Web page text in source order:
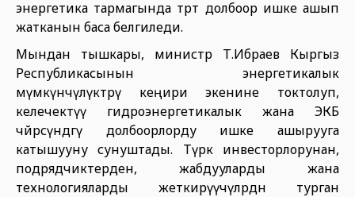
энергетика тармагында төрт долбоор ишке ашып
жатканын баса белгиледи.
Мындан тышкары, министр Т.Ибраев Кыргыз
Республикасынын энергетикалык
мүмкүнчүлүктөрү кеңири экенине токтолуп,
келечектүү гидроэнергетикалык жана ЭКБ
чөйрөсүндөгү долбоорлорду ишке ашырууга
катышууну сунуштады. Түрк инвесторлорунан,
подрядчиктерден, жабдууларды жана
технологияларды жеткирүүчүлөрдөн турган